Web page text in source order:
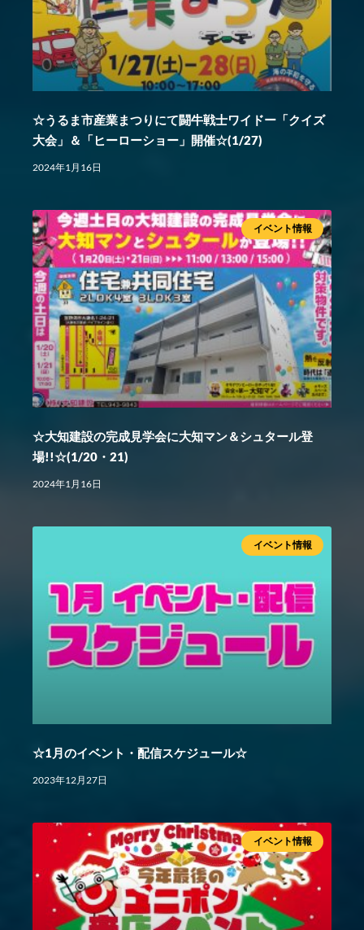
☆うるま市産業まつりにて闘牛戦士ワイドー「クイズ
大会」＆「ヒーローショー」開催☆(1/27)
2024年1月16日
イベント情報
☆大知建設の完成見学会に大知マン＆シュタール登
場!!☆(1/20・21)
2024年1月16日
イベント情報
☆1月のイベント・配信スケジュール☆
2023年12月27日
イベント情報